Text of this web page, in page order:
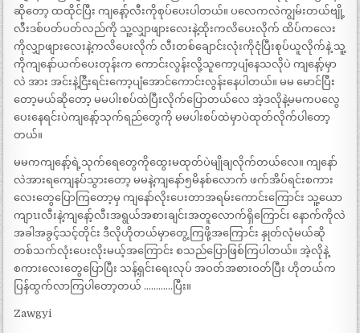
ဆိုတော့ ထထိုင်ပြီး ကျနော့်လီးကိုစုပ်ပေးပါတယ်။ ပလေကလဲကျွမ်းတယ်ဗျို့
လီးဒစ်ပတ်ပတ်လည်ကို သူ့လျှာဖျားလေးနဲ့ထိုးကလိပေးလိုက် ထိပ်ကလေး
ကိုလျှာဖျားလေးနဲ့ကလိပေးလိုက် လီးတစ်ချောင်းလုံးကိုငုံပြီးစုပ်ယူလိုက်နဲ့ သူ့
ကိုကျနော်ယက်ပေးတုန်းက ကောင်းလွန်းလို့သူကော့ပျံနေသလိုပဲ ကျနော့်မှာ
လဲ အား အင်းနဲ့ငြီးရင်းကော့ပျံအောင်ကောင်းလွန်းနေပါတယ်။ မမ မောင်ပြီး
တော့မယ်ဆိုတော့ မမပါးစပ်ထဲပြီးလိုက်ပြောတယ်လေ အဲ့ဒလိုနဲ့မမကပလွေ
ပေးနေရင်းပဲကျနော့်သုက်ရည်တွေကို မမပါးစပ်ထဲမှာပဲထုတ်လိုက်ပါတော့
တယ်။
မမကကျနော့်ရဲ့သုက်ရေတွေကိုထွေးမထုတ်ပဲမျိုချလိုက်တယ်လေ။ ကျနော်
လဲအားရကျေနပ်သွားတော့ မမနဲ့ကျနော်၅မိနစ်လောက် ဖက်အိပ်ရင်းစကား
လေးတွေပြောကြတော့မှ ကျနော်လိုးပေးတာအရမ်းကောင်းကြောင်း သူ့ယော
ကျာၤးလီးနဲ့ကျနော့်လီးအရွယ်အစားချင်းအတူလောက်ရှိကြောင်း နောက်ကိုလဲ
အခါအခွင့်သင့်တိုင်း ဒီလိုဟိုတယ်မှာတွေ့ကြဖို့အကြောင်း နှုတ်လုံမယ်ဆို
တစ်သက်လုံးပေးလိုးမယ့်အကြောင်း စသည်ပြောဖြစ်ကြပါတယ်။ အဲ့လိုနဲ့
စကားလေးတွေပြောပြီး သန့်ရှင်းရေးလုပ် အဝတ်အစားဝတ်ပြီး ဟိုတယ်က
ပြန်ထွက်လာကြပါတော့တယ် …………ပြီး။
Zawgyi